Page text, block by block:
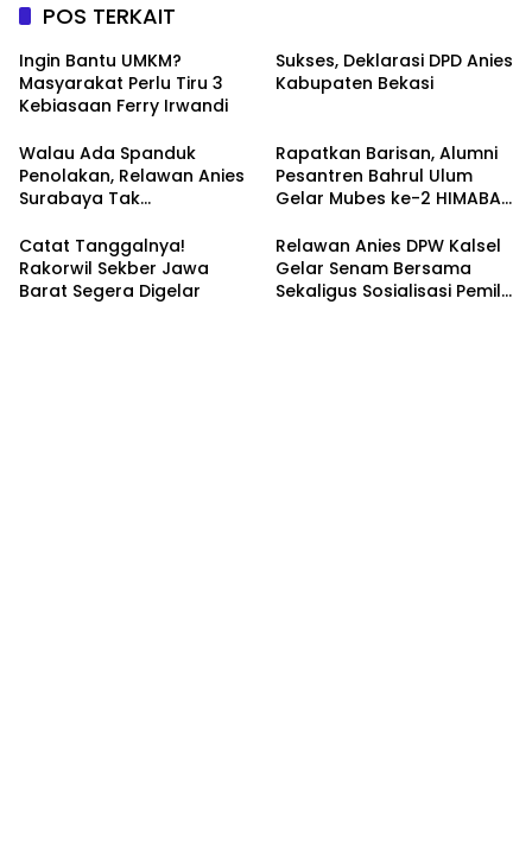
POS TERKAIT
Ingin Bantu UMKM?
Masyarakat Perlu Tiru 3
Kebiasaan Ferry Irwandi
Sukses, Deklarasi DPD Anies
Kabupaten Bekasi
Walau Ada Spanduk
Penolakan, Relawan Anies
Surabaya Tak
Rapatkan Barisan, Alumni
Pesantren Bahrul Ulum
Gelar Mubes ke-2 HIMABAS
Semarang
Catat Tanggalnya!
Rakorwil Sekber Jawa
Barat Segera Digelar
Relawan Anies DPW Kalsel
Gelar Senam Bersama
Sekaligus Sosialisasi Pemilu